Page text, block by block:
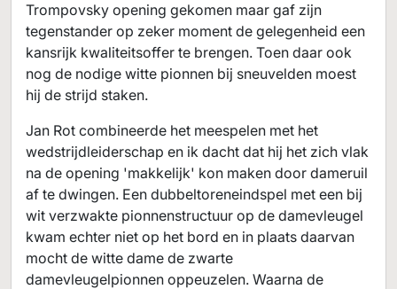
Trompovsky opening gekomen maar gaf zijn
tegenstander op zeker moment de gelegenheid een
kansrijk kwaliteitsoffer te brengen. Toen daar ook
nog de nodige witte pionnen bij sneuvelden moest
hij de strijd staken.
Jan Rot combineerde het meespelen met het
wedstrijdleiderschap en ik dacht dat hij het zich vlak
na de opening 'makkelijk' kon maken door dameruil
af te dwingen. Een dubbeltoreneindspel met een bij
wit verzwakte pionnenstructuur op de damevleugel
kwam echter niet op het bord en in plaats daarvan
mocht de witte dame de zwarte
damevleugelpionnen oppeuzelen. Waarna de